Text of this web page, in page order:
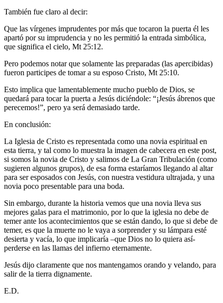
También fue claro al decir:
Que las vírgenes imprudentes por más que tocaron la puerta él les
apartó por su imprudencia y no les permitió la entrada simbólica,
que significa el cielo, Mt 25:12.
Pero podemos notar que solamente las preparadas (las apercibidas)
fueron participes de tomar a su esposo Cristo, Mt 25:10.
Esto implica que lamentablemente mucho pueblo de Dios, se
quedará para tocar la puerta a Jesús diciéndole: “¡Jesús ábrenos que
perecemos!”, pero ya será demasiado tarde.
En conclusión:
La Iglesia de Cristo es representada como una novia espiritual en
esta tierra, y tal como lo muestra la imagen de cabecera en este post,
si somos la novia de Cristo y salimos de La Gran Tribulación (como
sugieren algunos grupos), de esa forma estaríamos llegando al altar
para ser esposados con Jesús, con nuestra vestidura ultrajada, y una
novia poco presentable para una boda.
Sin embargo, durante la historia vemos que una novia lleva sus
mejores galas para el matrimonio, por lo que la iglesia no debe de
temer ante los acontecimientos que se están dando, lo que si debe de
temer, es que la muerte no le vaya a sorprender y su lámpara esté
desierta y vacía, lo que implicaría –que Dios no lo quiera así-
perderse en las llamas del infierno eternamente.
Jesús dijo claramente que nos mantengamos orando y velando, para
salir de la tierra dignamente.
E.D.